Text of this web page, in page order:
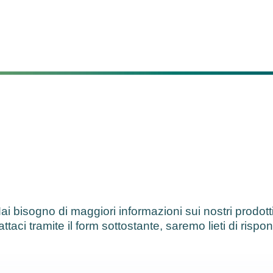
bisogno di maggiori informazioni sui nostri
tramite il form sottostante, saremo lieti di